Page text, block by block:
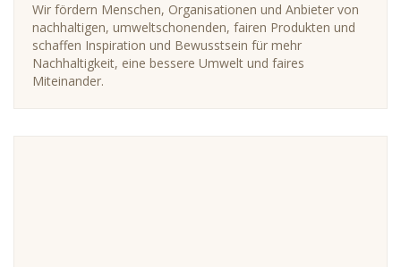
Wir fördern Menschen, Organisationen und Anbieter von
nachhaltigen, umweltschonenden, fairen Produkten und
schaffen Inspiration und Bewusstsein für mehr
Nachhaltigkeit, eine bessere Umwelt und faires
Miteinander.